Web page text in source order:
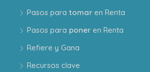
Pasos para tomar en Renta
Pasos para poner en Renta
Refiere y Gana
Recursos clave